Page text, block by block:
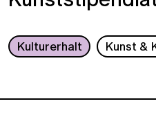
Kulturerhalt Kunst &